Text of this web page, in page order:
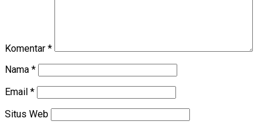
Komentar *
Nama *
Email *
Situs Web